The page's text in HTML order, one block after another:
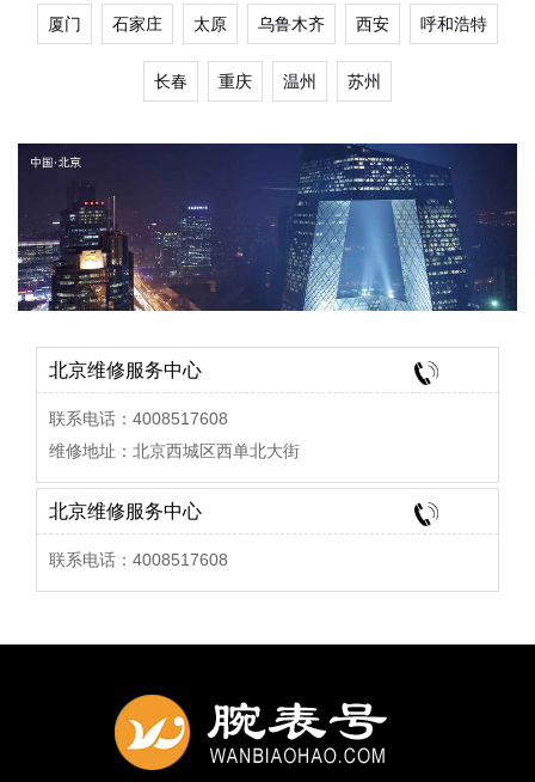
厦门 石家庄 太原 乌鲁木齐 西安 呼和浩特
长春 重庆 温州 苏州
北京维修服务中心
联系电话：4008517608
维修地址：北京西城区西单北大街
北京维修服务中心
联系电话：4008517608